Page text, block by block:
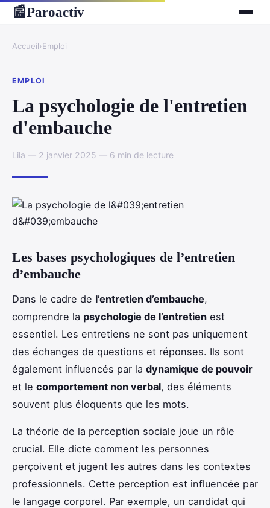
📰Paroactiv
Accueil›Emploi
EMPLOI
La psychologie de l'entretien
d'embauche
Lila — 2 janvier 2025 — 6 min de lecture
Les bases psychologiques de l’entretien
d’embauche
Dans le cadre de l’entretien d’embauche,
comprendre la psychologie de l’entretien est
essentiel. Les entretiens ne sont pas uniquement
des échanges de questions et réponses. Ils sont
également influencés par la dynamique de pouvoir
et le comportement non verbal, des éléments
souvent plus éloquents que les mots.
La théorie de la perception sociale joue un rôle
crucial. Elle dicte comment les personnes
perçoivent et jugent les autres dans les contextes
professionnels. Cette perception est influencée par
le langage corporel. Par exemple, un candidat qui